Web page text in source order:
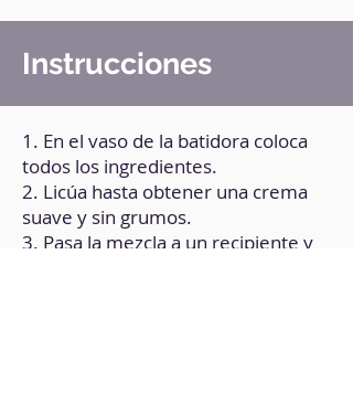
Instrucciones
1. En el vaso de la batidora coloca
todos los ingredientes.
2. Licúa hasta obtener una crema
suave y sin grumos.
3. Pasa la mezcla a un recipiente y